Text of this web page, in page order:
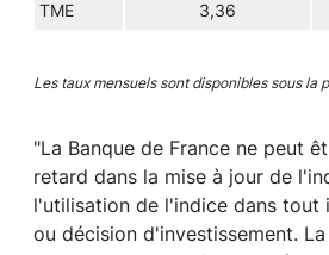
TME 3,36
Les taux mensuels sont disponibles sous la
"La Banque de France ne peut
retard dans la mise à jour de
l'utilisation de l'indice dans tout
ou décision d'investissement.